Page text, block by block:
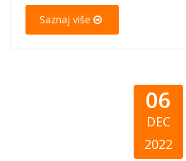
Saznaj više
06
DEC
2022